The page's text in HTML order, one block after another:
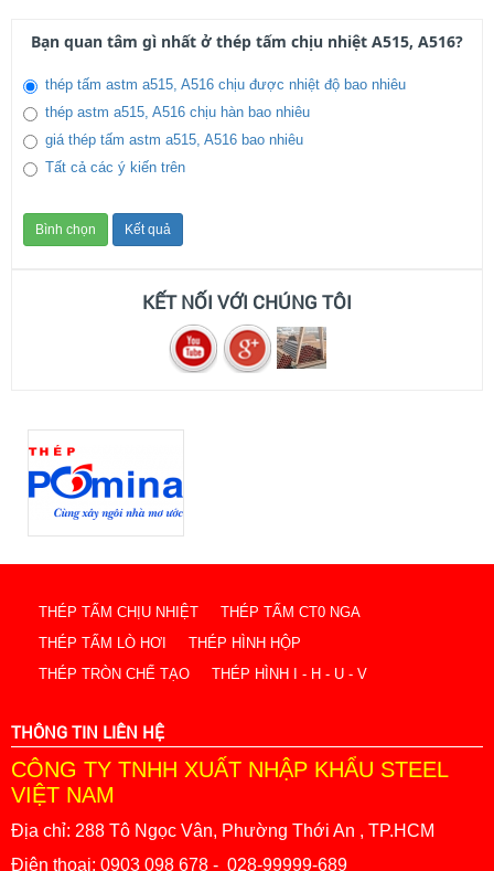
(03/02/2025)
thép tấm trong thị trường tình hình giảm sút thép thị
(13/04/2024)
(28/04/2021)
Bạn quan tâm gì nhất ở thép tấm chịu nhiệt A515, A516?
thép tấm astm a515, A516 chịu được nhiệt độ bao nhiêu
thép astm a515, A516 chịu hàn bao nhiêu
giá thép tấm astm a515, A516 bao nhiêu
Tất cả các ý kiến trên
KẾT NỐI VỚI CHÚNG TÔI
THÉP TẤM CHỊU NHIỆT
THÉP TẤM CT0 NGA
THÉP TẤM LÒ HƠI
THÉP HÌNH HỘP
THÉP TRÒN CHẾ TẠO
THÉP HÌNH I - H - U - V
THÔNG TIN LIÊN HỆ
CÔNG TY TNHH XUẤT NHẬP KHẨU STEEL
VIỆT NAM
Địa chỉ: 288 Tô Ngọc Vân, Phường Thới An , TP.HCM
Điện thoại: 0903 098 678 - 028-99999-689